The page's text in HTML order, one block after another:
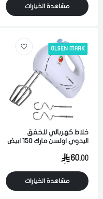
مشاهدة الخيارات
OLSEN MARK
خلاط كهربائي للخفق
اليدوي اولسن مارك 150 ابيض
60.00
مشاهدة الخيارات